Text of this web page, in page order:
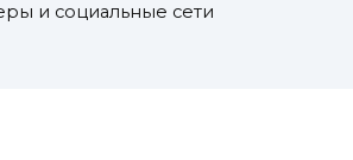
и социальные сети